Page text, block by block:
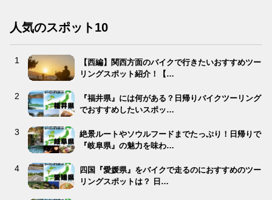
人気のスポット10
【西編】関西方面のバイクで行きたいおすすめツー
リングスポット紹介！【…
『福井県』には何がある？日帰りバイクツーリング
でおすすめしたいスポッ…
絶景ルートやソウルフードまでたっぷり！日帰りで
『岐阜県』の魅力を味わ…
四国『愛媛県』をバイクで走るのにおすすめのツー
リングスポットは？ 日…